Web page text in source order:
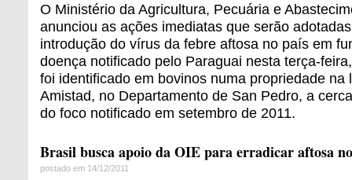
O Ministério da Agricultura, Pecuária e
anunciou as ações imediatas que serão
introdução do vírus da febre aftosa no país em
doença notificado pelo Paraguai nesta terça-
foi identificado em bovinos numa propriedade na
Amistad, no Departamento de San Pedro, a
do foco notificado em setembro de 2011.
Brasil busca apoio da OIE para erradicar aftosa
postado em 14/12/2011